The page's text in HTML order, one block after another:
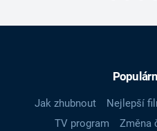
Jak zhubnout Nejlepší
TV program
Změna